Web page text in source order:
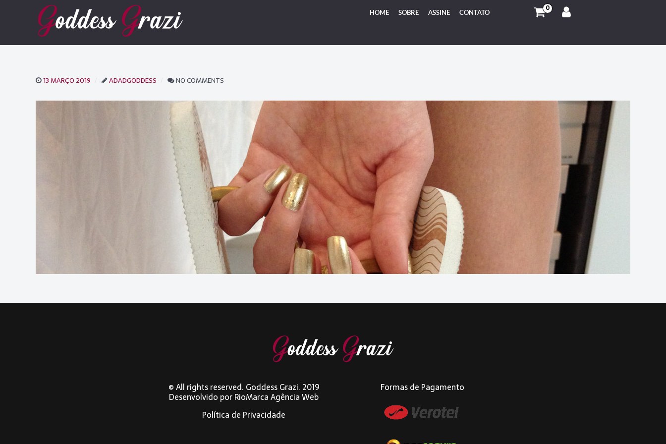
HOME SOBRE ASSINE CONTATO 0
13 MARÇO 2019 ADADGODDESS NO COMMENTS
© All rights reserved. Goddess Grazi. 2019
Desenvolvido porRioMarca Agência Web
Política de Privacidade
Formas de Pagamento